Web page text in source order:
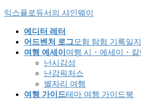
Skip
content
Skip
Navigation
익스플로듀서의 샤인웨이
에디터 레터
어드벤처 로그모험 탐험 기록일지
여행 에세이 여행 시・에세이・칼
난시감성
난감픽처스
별자리 여행
여행 가이드테마 여행 가이드북